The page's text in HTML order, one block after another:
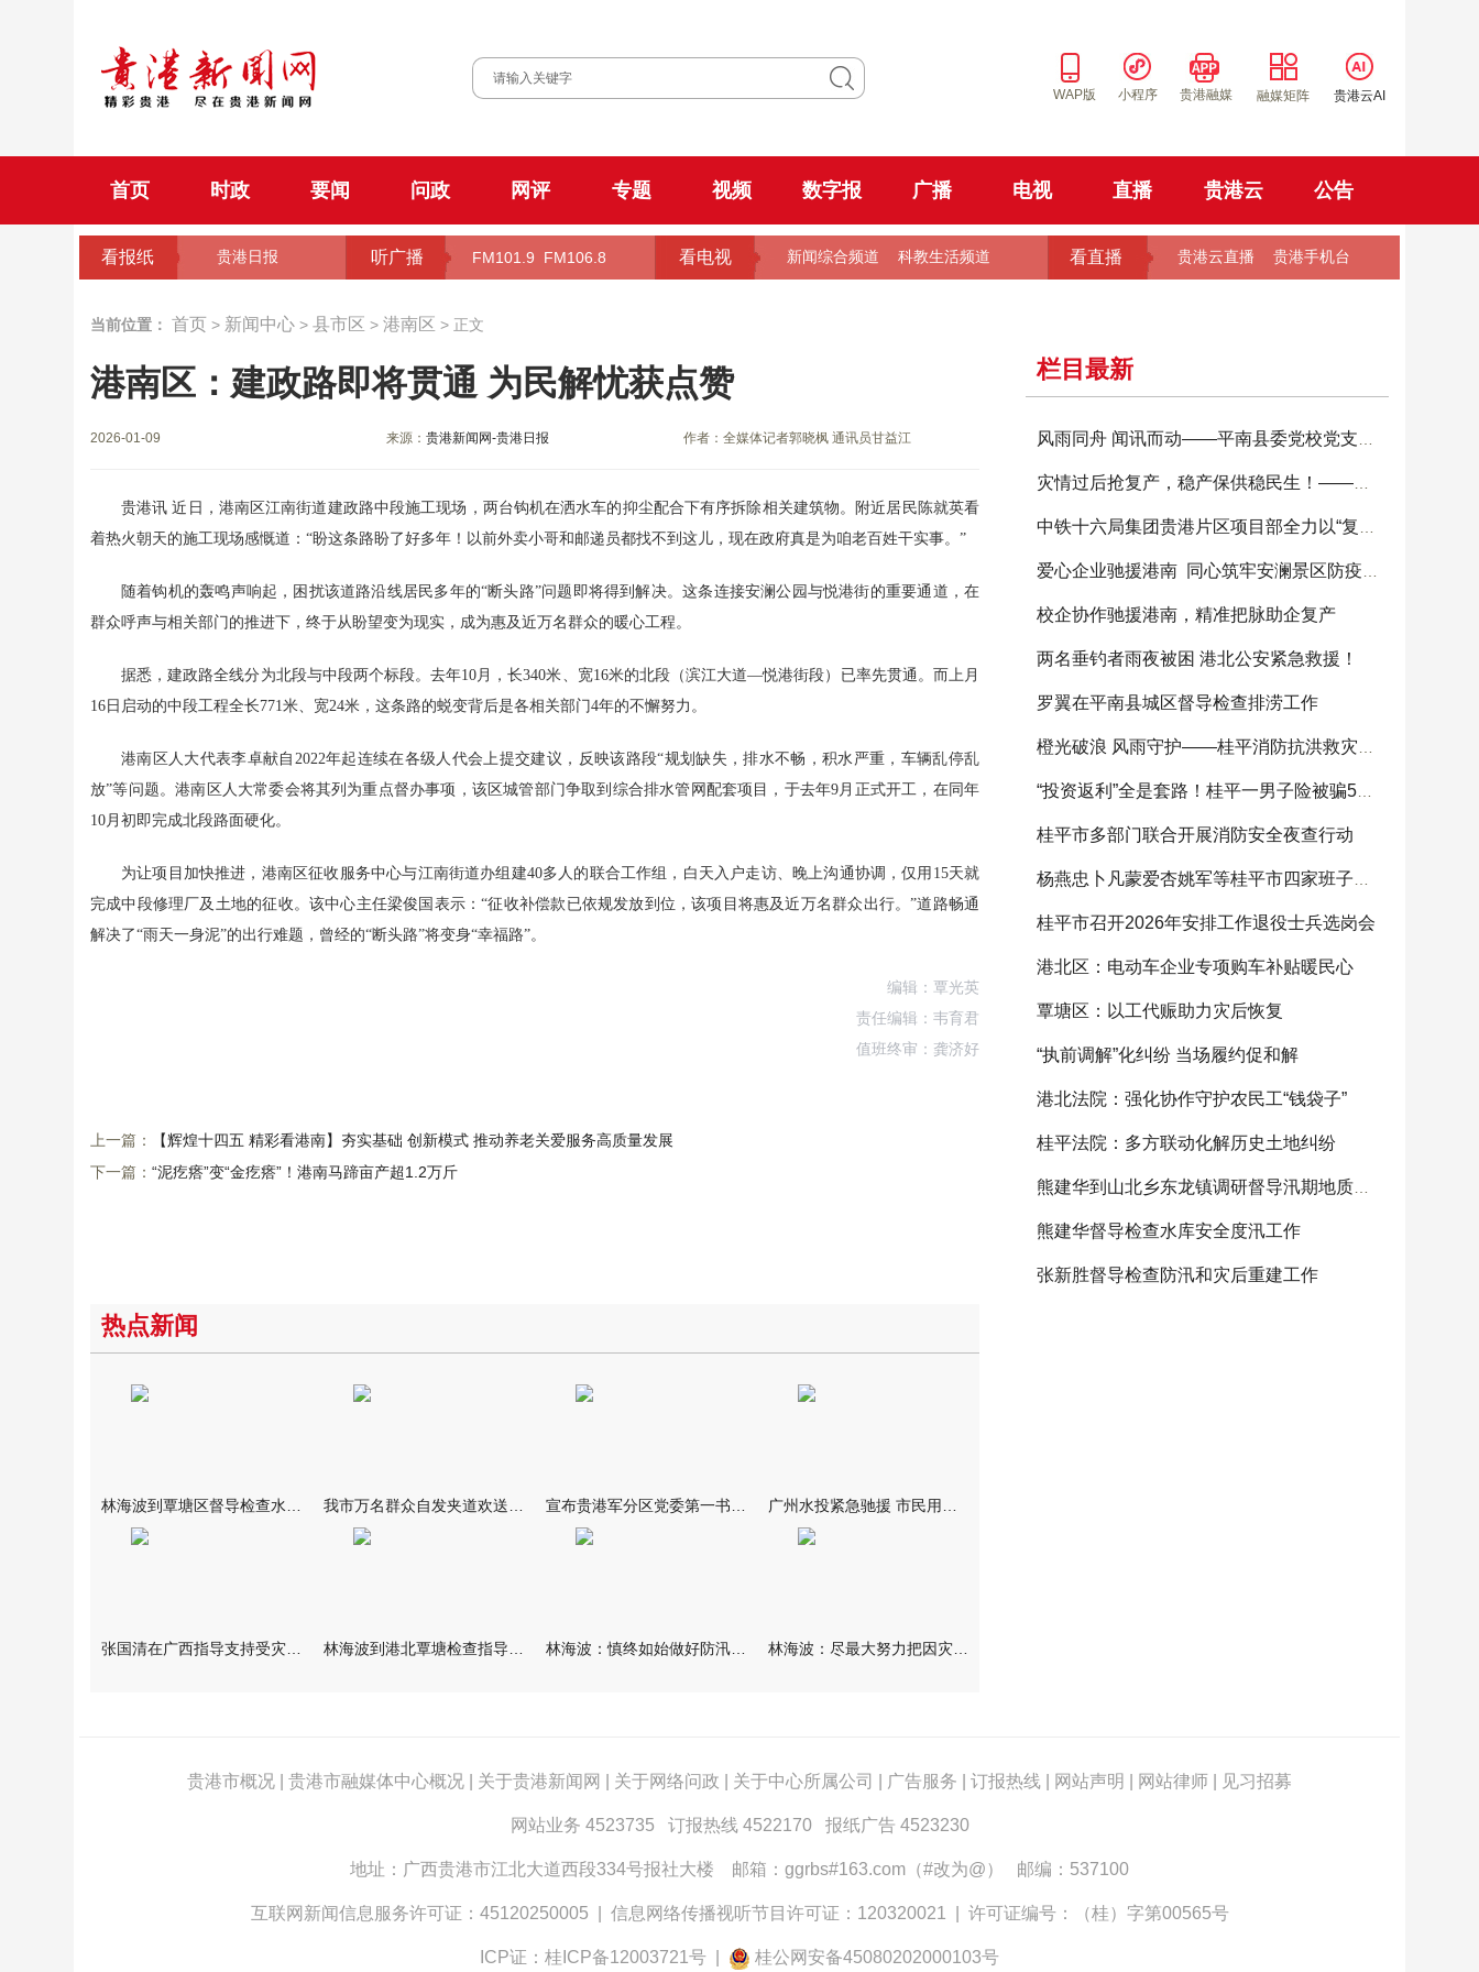
WAP版 小程序 贵港融媒 融媒矩阵 贵港云AI
首页 时政 要闻 问政 网评 专题 视频 数字报 广播 电视 直播 贵港云 公告
看报纸 贵港日报 听广播 FM101.9 FM106.8 看电视 新闻综合频道 科教生活频道 看直播 贵港云直播 贵港手机台
当前位置： 首页 > 新闻中心 > 县市区 > 港南区 > 正文
港南区：建政路即将贯通 为民解忧获点赞
2026-01-09 来源：贵港新闻网-贵港日报 作者：全媒体记者郭晓枫 通讯员甘益江
贵港讯 近日，港南区江南街道建政路中段施工现场，两台钩机在洒水车的抑尘配合下有序拆除相关建筑物。附近居民陈就英看
着热火朝天的施工现场感慨道：“盼这条路盼了好多年！以前外卖小哥和邮递员都找不到这儿，现在政府真是为咱老百姓干实事。”
随着钩机的轰鸣声响起，困扰该道路沿线居民多年的“断头路”问题即将得到解决。这条连接安澜公园与悦港街的重要通道，在
群众呼声与相关部门的推进下，终于从盼望变为现实，成为惠及近万名群众的暖心工程。
据悉，建政路全线分为北段与中段两个标段。去年10月，长340米、宽16米的北段（滨江大道—悦港街段）已率先贯通。而上月
16日启动的中段工程全长771米、宽24米，这条路的蜕变背后是各相关部门4年的不懈努力。
港南区人大代表李卓献自2022年起连续在各级人代会上提交建议，反映该路段“规划缺失，排水不畅，积水严重，车辆乱停乱
放”等问题。港南区人大常委会将其列为重点督办事项，该区城管部门争取到综合排水管网配套项目，于去年9月正式开工，在同年
10月初即完成北段路面硬化。
为让项目加快推进，港南区征收服务中心与江南街道办组建40多人的联合工作组，白天入户走访、晚上沟通协调，仅用15天就
完成中段修理厂及土地的征收。该中心主任梁俊国表示：“征收补偿款已依规发放到位，该项目将惠及近万名群众出行。”道路畅通
解决了“雨天一身泥”的出行难题，曾经的“断头路”将变身“幸福路”。
编辑：覃光英
责任编辑：韦育君
值班终审：龚济好
上一篇：
【辉煌十四五 精彩看港南】夯实基础 创新模式 推动养老关爱服务高质量发展
下一篇： “泥疙瘩”变“金疙瘩”！港南马蹄亩产超1.2万斤
热点新闻
栏目最新
校企协作驰援港南，精准把脉助企复产
两名垂钓者雨夜被困 港北公安紧急救援！
罗翼在平南县城区督导检查排涝工作
桂平市多部门联合开展消防安全夜查行动
桂平市召开2026年安排工作退役士兵选岗会
港北区：电动车企业专项购车补贴暖民心
覃塘区：以工代赈助力灾后恢复
“执前调解”化纠纷 当场履约促和解
港北法院：强化协作守护农民工“钱袋子”
桂平法院：多方联动化解历史土地纠纷
熊建华督导检查水库安全度汛工作
张新胜督导检查防汛和灾后重建工作
贵港市概况 贵港市融媒体中心概况 关于贵港新闻网 关于网络问政 关于中心所属公司 广告服务 订报热线 网站声明 网站律师 见习招募
网站业务 4523735 订报热线 4522170 报纸广告 4523230
地址：广西贵港市江北大道西段334号报社大楼 邮箱：ggrbs#163.com（#改为@） 邮编：537100
互联网新闻信息服务许可证：45120250005 信息网络传播视听节目许可证：120320021 许可证编号：（桂）字第00565号
ICP证：桂ICP备12003721号 桂公网安备45080202000103号